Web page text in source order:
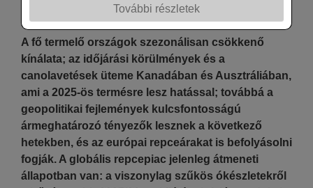
További részletek
A fő termelő országok szezonálisan csökkenő
kínálata; az időjárási körülmények és a
canolavetések üteme Kanadában és Ausztráliában,
ami a 2025-ös termésre lesz hatással; továbbá a
geopolitikai fejlemények kulcsfontosságú
ármeghatározó tényezők lesznek a következő
hetekben, és az európai repceárakat is befolyásolni
fogják. A globális repcepiac jelenleg átmeneti
állapotban van: a viszonylag szűkös ókészletekről